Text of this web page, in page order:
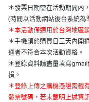
＊發票日期需在活動期間內
(時間以活動網站後台系統為
＊本活動僅適用於台灣地區
＊手機須於購買日三天內開
通者不符合本次活動資格。
＊登錄資料請盡量填寫
損。
＊登錄上傳之購機憑證需載
發票號碼，若未載明上述資